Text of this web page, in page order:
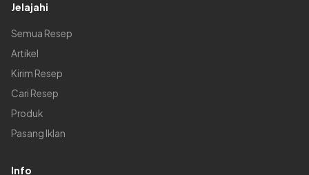
Jelajahi
Semua Resep
Artikel
Kirim Resep
Cari Resep
Produk
Pasang Iklan
Info